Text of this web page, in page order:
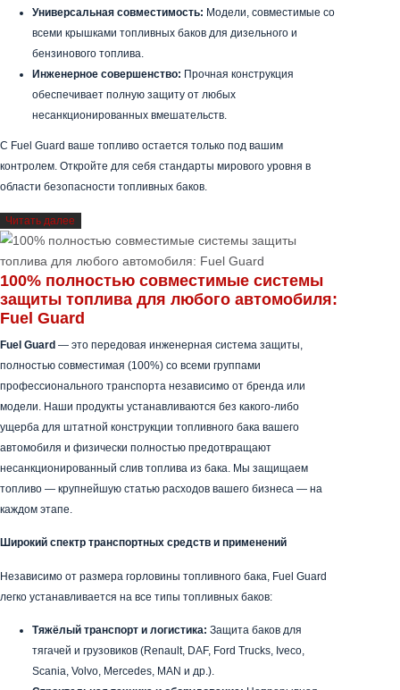
Почему стоит выбрать Fuel Guard?
делает извлечение топлива из бака невозможным.
Универсальная совместимость:
Инженерное совершенство:
несанкционированных вмешательств.
С Fuel Guard ваше топливо остается только под вашим
контролем. Откройте для себя стандарты мирового уровня в
области безопасности топливных баков.
Читать далее
100% полностью совместимые системы
защиты топлива для любого автомобиля:
Fuel Guard
— это передовая инженерная система защиты,
полностью совместимая (100%) со всеми группами
модели. Наши продукты устанавливаются без какого-либо
ущерба для штатной конструкции топливного бака вашего
автомобиля и физически полностью предотвращают
каждом этапе.